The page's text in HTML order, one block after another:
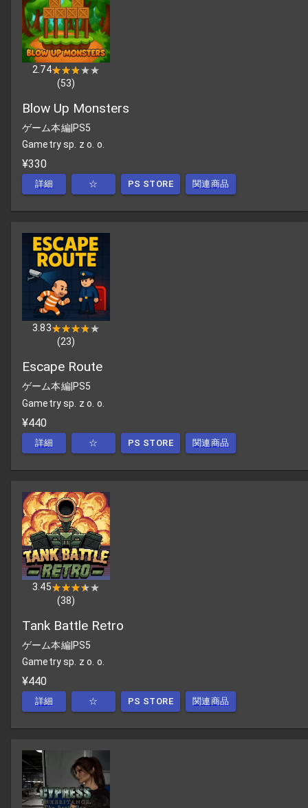
2.74★★★★★
★★★★★
(53)
Blow Up Monsters
ゲーム本編|PS5
Gametry sp. z o. o.
¥330
詳細 ☆ PS STORE 関連商品
3.83★★★★★
★★★★★
(23)
Escape Route
ゲーム本編| PS5
Gametry sp. z o. o.
¥440
詳細 ☆ PS STORE 関連商品
3.45★★★★★
★★★★★
(38)
Tank Battle Retro
ゲーム本編|PS5
Gametry sp. z o. o.
¥440
詳細 ☆ PS STORE 関連商品